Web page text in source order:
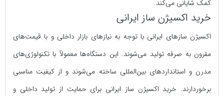
کمک شایانی می‌کند.
خرید اکسیژن ساز ایرانی
اکسیژن سازهای ایرانی با توجه به نیازهای بازار داخلی و با قیمت‌های
مقرون به صرفه تولید می‌شوند. این دستگاه‌ها معمولاً با تکنولوژی‌های
مدرن و استانداردهای بین‌المللی ساخته می‌شوند و از کیفیت مناسبی
برخوردارند. خرید اکسیژن ساز ایرانی برای حمایت از تولید داخلی و